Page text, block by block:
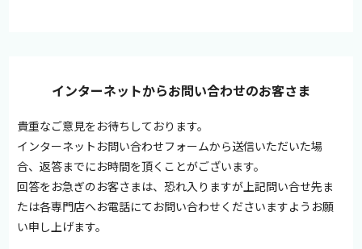
インターネットからお問い合わせのお客さま
貴重なご意見をお待ちしております。
インターネットお問い合わせフォームから送信いただいた場
合、返答までにお時間を頂くことがございます。
回答をお急ぎのお客さまは、恐れ入りますが上記問い合せ先ま
たは各専門店へお電話にてお問い合わせくださいますようお願
い申し上げます。